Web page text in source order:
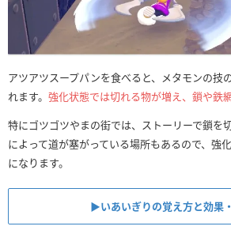
アツアツスープパンを食べると、メタモンの技
れます。 強化状態では切れる物が増え、鎖や鉄
特にゴツゴツやまの街では、ストーリーで鎖を
によって道が塞がっている場所もあるので、強
になります。
▶︎いあいぎりの覚え方と効果